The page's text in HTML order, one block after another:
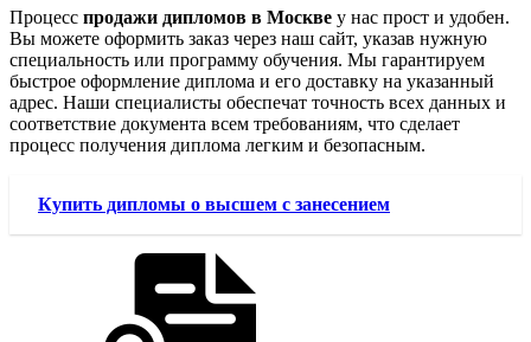
Процесс продажи дипломов в Москве у нас прост и удобен.
Вы можете оформить заказ через наш сайт, указав нужную
специальность или программу обучения. Мы гарантируем
быстрое оформление диплома и его доставку на указанный
адрес. Наши специалисты обеспечат точность всех данных и
соответствие документа всем требованиям, что сделает
процесс получения диплома легким и безопасным.
Купить дипломы о высшем с занесением